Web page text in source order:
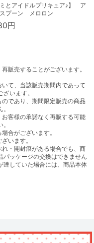
ミとアイドルプリキュア♪】 ア
プーン メロロン
円
販売することがございます。
て、当該販売期間内であって
います。
であり、期間限定販売の商品
客様の承諾なく再販する可能
合がございます。
います。
・開封痕がある場合でも、商
パッケージの交換はできません
達していた場合には、商品本体